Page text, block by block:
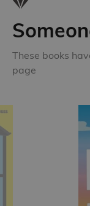
These books
page